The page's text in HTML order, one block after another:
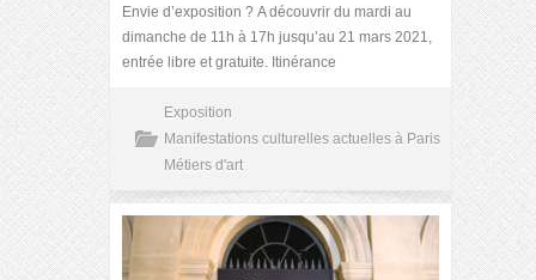
Envie d’exposition ? A découvrir du mardi au
dimanche de 11h à 17h jusqu’au 21 mars 2021,
entrée libre et gratuite. Itinérance
Exposition
Manifestations culturelles actuelles à Paris
Métiers d'art